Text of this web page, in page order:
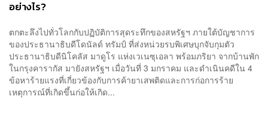
อย่างไร?
ตกตะลึงไปทั่วโลกกับปฏิบัติการสุดระทึกของสหรัฐฯ ภายใต้บัญชาการ
ของประธานาธิบดีโดนัลด์ ทรัมป์ ที่ส่งหน่วยรบพิเศษบุกจับกุมตัว
ประธานาธิบดีนิโคลัส มาดูโร แห่งเวเนซุเอลา พร้อมภริยา จากบ้านพัก
ในกรุงคารากัส มายังสหรัฐฯ เมื่อวันที่ 3 มกราคม และดำเนินคดีใน 4
ข้อหาร้ายแรงที่เกี่ยวข้องกับการค้ายาเสพติดและการก่อการร้าย
เหตุการณ์ที่เกิดขึ้นก่อให้เกิด...